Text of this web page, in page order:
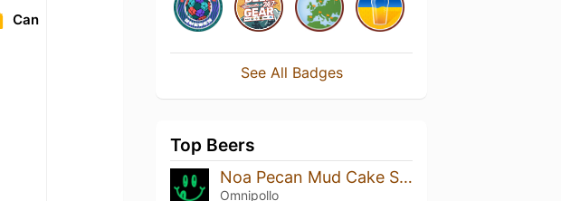
Can
See All Badges
Top Beers
Noa Pecan Mud Cake Stout
Omnipollo